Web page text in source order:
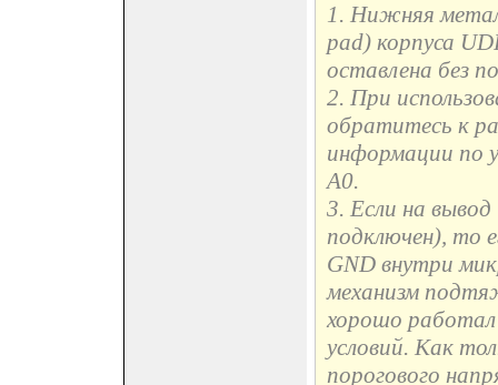
1. Нижняя
pad) корпуса
оставлена без
2. При
обратитесь к
информации по
A0.
3. Если на вывод
подключен), то
GND внутри
механизм
хорошо работал
условий. Как
порогового